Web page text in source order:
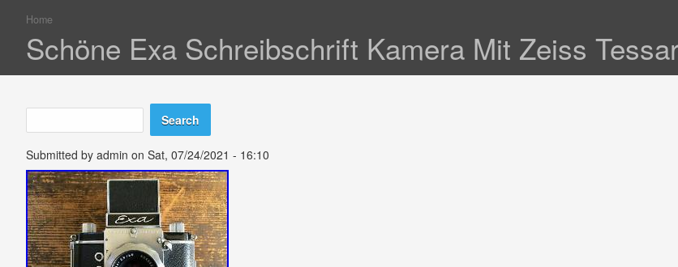
You are here
Home
Schöne Exa Schreibschrift Kamera Mit Zeiss
Search form
Search
Submitted by admin on Sat, 07/24/2021 - 16:10